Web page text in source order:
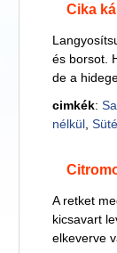
Cika
és borsot.
de a
cimkék:
nélkül,
A retket
kicsavart
elkeverve